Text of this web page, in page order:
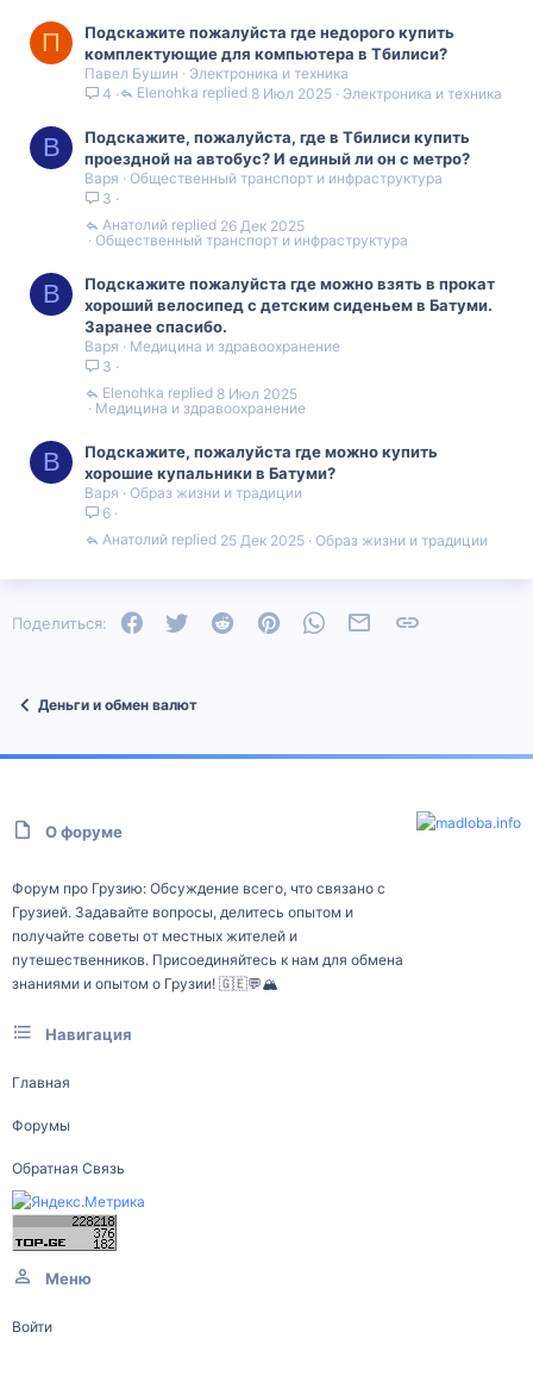
П
Подскажите пожалуйста где недорого купить
комплектующие для компьютера в Тбилиси?
Павел Бушин
Электроника и техника
4
Электроника и техника
8 Июл 2025
Elenohka
В
Подскажите, пожалуйста, где в Тбилиси купить
проездной на автобус? И единый ли он с метро?
Варя
Общественный транспорт и инфраструктура
3
Общественный транспорт и инфраструктура
26 Дек 2025
Анатолий
В
Подскажите пожалуйста где можно взять в прокат
хороший велосипед с детским сиденьем в Батуми.
Заранее спасибо.
Варя
Медицина и здравоохранение
3
Медицина и здравоохранение
8 Июл 2025
Elenohka
В
Подскажите, пожалуйста где можно купить
хорошие купальники в Батуми?
Варя
Образ жизни и традиции
6
Образ жизни и традиции
25 Дек 2025
Анатолий
Поделиться: FacebookTwitter Reddit PinterestWhatsAppЭлектронная почта
Деньги и обмен валют
О форуме
Форум про Грузию: Обсуждение всего, что связано с
Грузией. Задавайте вопросы, делитесь опытом и
получайте советы от местных жителей и
путешественников. Присоединяйтесь к нам для обмена
знаниями и опытом о Грузии! 🇬🇪💬🏔️
Навигация
Главная
Форумы
Обратная Связь
Меню
Войти